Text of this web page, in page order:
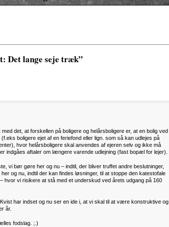
Det lange seje træk”
det, at forskellen på boligere og helårsboligere er, at en bolig ved
boligere ejet af en feriefond eller lign. som så kan udlejes på
hvor helårsboligere skal anvendes af ejeren selv og ikke må
indgåes aftaler om længere varende udlejning (fast bopæl for lejer).
vi bør gøre her og nu – indtil, der bliver truffet andre beslutninger,
og nu, indtil der kan findes løsninger, til at stoppe den katestofale
vi risikere at stå med et underskud ved årets udgang på 160
har indset og nu ser en ide i, at vi skal til at være konstruktive og
år.
fodslag. ;.)